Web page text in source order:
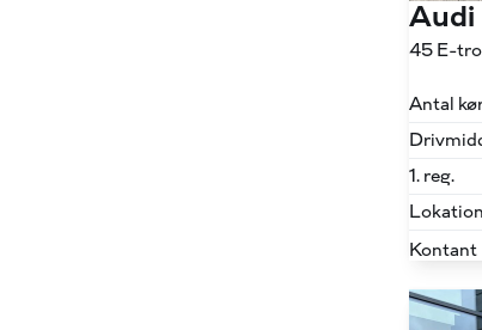
Audi
45 E-
Antal
1. reg.
Lokation
Kontant